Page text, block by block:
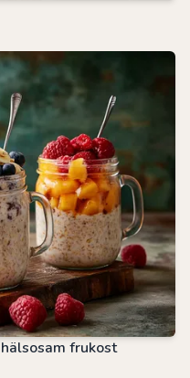
frukost